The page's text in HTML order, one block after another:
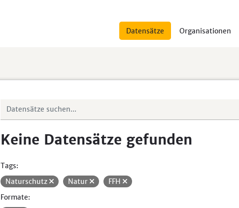
Datensätze Organisationen
Keine Datensätze gefunden
Tags:
Naturschutz
Natur
FFH
Formate: